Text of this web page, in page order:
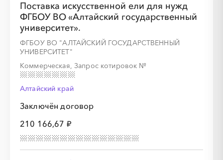
Поставка искусственной ели для нужд
ФГБОУ ВО «Алтайский государственный
университет».
ФГБОУ ВО "АЛТАЙСКИЙ ГОСУДАРСТВЕННЫЙ
УНИВЕРСИТЕТ"
Коммерческая, Запрос котировок №
Алтайский край
Заключён договор
210 166,67 ₽